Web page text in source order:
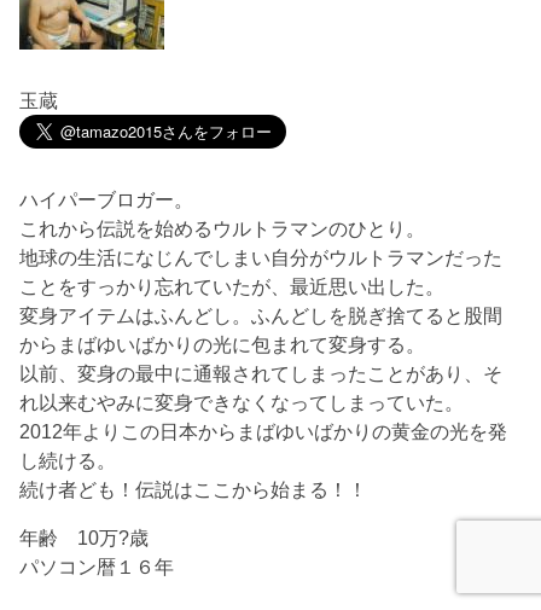
玉蔵
ハイパーブロガー。
これから伝説を始めるウルトラマンのひとり。
地球の生活になじんでしまい自分がウルトラマンだった
ことをすっかり忘れていたが、最近思い出した。
変身アイテムはふんどし。ふんどしを脱ぎ捨てると股間
からまばゆいばかりの光に包まれて変身する。
以前、変身の最中に通報されてしまったことがあり、そ
れ以来むやみに変身できなくなってしまっていた。
2012年よりこの日本からまばゆいばかりの黄金の光を発
し続ける。
続け者ども！伝説はここから始まる！！
年齢 10万?歳
パソコン暦１６年